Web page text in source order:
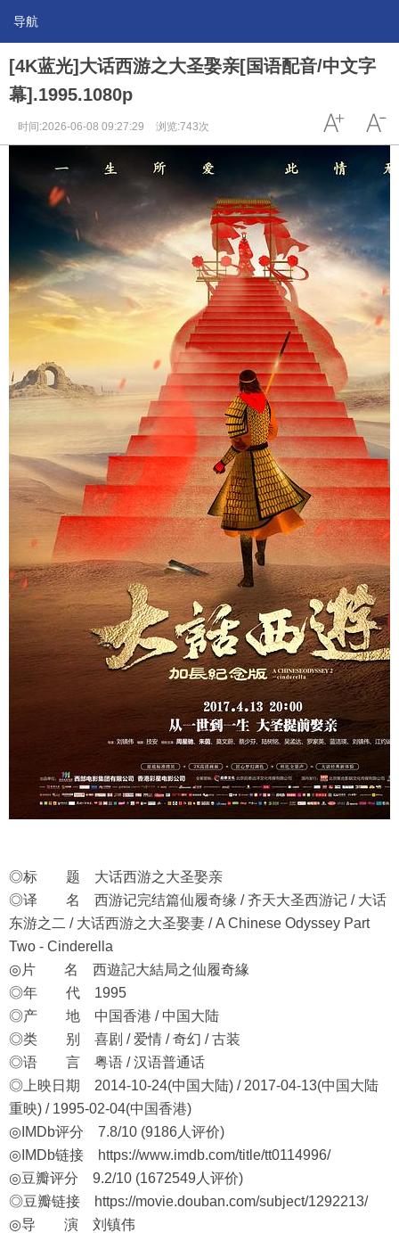
导航
[4K蓝光]大话西游之大圣娶亲[国语配音/中文字
幕].1995.1080p
时间:2026-06-08 09:27:29 浏览:743次
◎标 题 大话西游之大圣娶亲
◎译 名 西游记完结篇仙履奇缘 / 齐天大圣西游记 / 大话
东游之二 / 大话西游之大圣娶妻 / A Chinese Odyssey Part
Two - Cinderella
◎片 名 西遊記大結局之仙履奇緣
◎年 代 1995
◎产 地 中国香港 / 中国大陆
◎类 别 喜剧 / 爱情 / 奇幻 / 古装
◎语 言 粤语 / 汉语普通话
◎上映日期 2014-10-24(中国大陆) / 2017-04-13(中国大陆
重映) / 1995-02-04(中国香港)
◎IMDb评分 7.8/10 (9186人评价)
◎IMDb链接
https://www.imdb.com/title/tt0114996/
◎豆瓣评分 9.2/10 (1672549人评价)
◎豆瓣链接
https://movie.douban.com/subject/1292213/
◎导 演 刘镇伟